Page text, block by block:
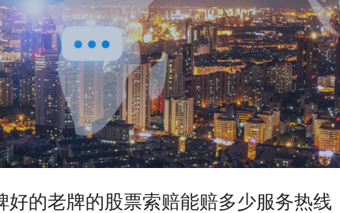
好的老牌的股票索赔能赔多少服务热线